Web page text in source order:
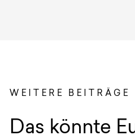
WEITERE BEITRÄGE
:
Das könnte